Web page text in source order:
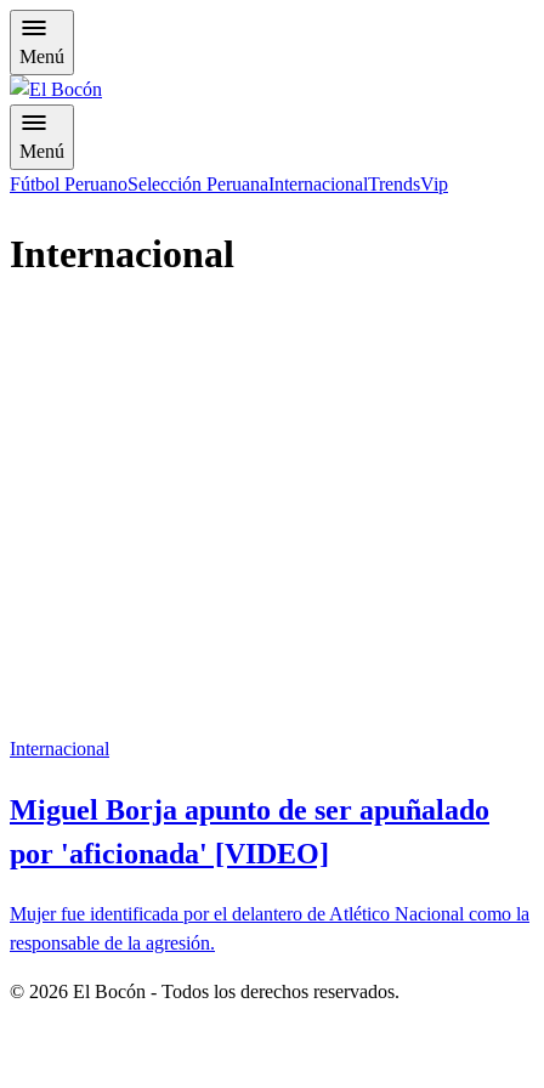
Menú
Menú
Fútbol PeruanoSelección PeruanaInternacionalTrendsVip
Internacional
Internacional
Miguel Borja apunto de ser apuñalado
por 'aficionada' [VIDEO]
Mujer fue identificada por el delantero de Atlético Nacional como la
responsable de la agresión.
© 2026 El Bocón - Todos los derechos reservados.